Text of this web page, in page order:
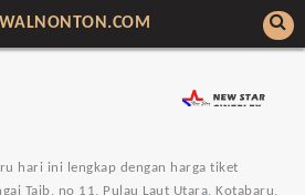
hari ini lengkap dengan harga tiket
Taib, no 11, Pulau Laut Utara, Kotabaru,